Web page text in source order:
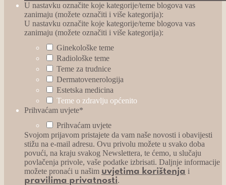
U nastavku označite koje kategorije/teme blogova vas
zanimaju (možete označiti i više kategorija):
U nastavku označite koje kategorije/teme blogova vas
zanimaju (možete označiti i više kategorija):
Ginekološke teme
Radiološke teme
Teme za trudnice
Dermatovenerologija
Estetska medicina
Teme o zdravlju općenito
Prihvaćam uvjete*
Prihvaćam uvjete
Svojom prijavom pristajete da vam naše novosti i obavijesti
stižu na e-mail adresu. Ovu privolu možete u svako doba
povući, na kraju svakog Newslettera, te ćemo, u slučaju
povlačenja privole, vaše podatke izbrisati. Daljnje informacije
možete pronaći u našim uvjetima korištenja i
pravilima privatnosti.